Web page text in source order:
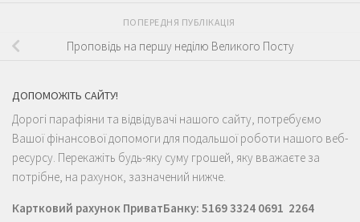
ПОПЕРЕДНЯ ПУБЛІКАЦІЯ
Проповідь на першу неділю Великого Посту
ДОПОМОЖІТЬ САЙТУ!
Дорогі парафіяни та відвідувачі нашого сайту, потребуємо
Вашої фінансової допомоги для подальшої роботи нашого веб-
ресурсу. Перекажіть будь-яку суму грошей, яку вважаєте за
потрібне, на рахунок, зазначений нижче.
Картковий рахунок ПриватБанку: 5169 3324 0691 2264